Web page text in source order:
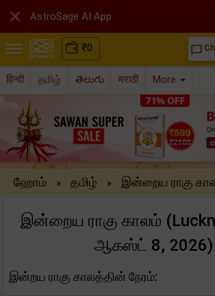
₹0 chat_bubble_outline
हिन्दी தமிழ் తెలుగు मराठी More
ஹோம் » தமிழ் » இன்றைய ராகு
இன்றைய ராகு காலம்
ஆகஸ்ட் 8, 2026)
இன்றய ராகு காலத்தின் நேரம்:
 AstroSage AI App